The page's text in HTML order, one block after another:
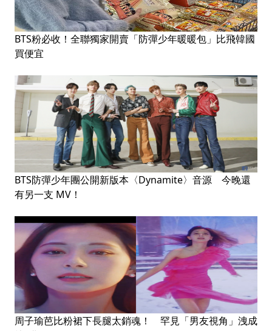
BTS粉必收！全聯獨家開賣「防彈少年暖暖包」比飛韓國
買便宜
BTS防彈少年團公開新版本〈Dynamite〉音源 今晚還
有另一支 MV！
周子瑜芭比粉裙下長腿太銷魂！ 罕見「男友視角」洩成